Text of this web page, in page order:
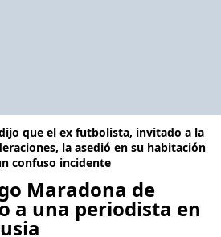
que el ex futbolista, invitado a la
la asedió en su habitación
confuso incidente
Maradona de
a una periodista en